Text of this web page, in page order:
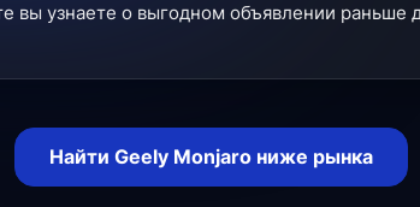
вы узнаете о выгодном объявлении раньше
Найти Geely Monjaro ниже рынка